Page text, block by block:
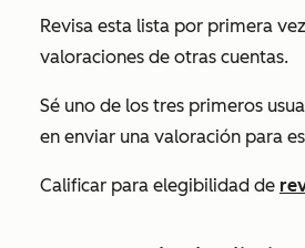
Revisa esta lista por primera
valoraciones de otras cuentas.
Sé uno de los tres primeros
en enviar una valoración para
Calificar para elegibilidad de